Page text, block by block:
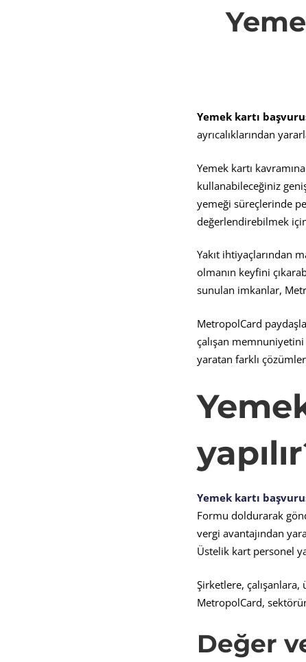
Kartı
ve
Üyelik
Yemek kartı
ayrıcalıklarından
Yemek kartı
kullanabileceğiniz
yemeği süreçlerinde
değerlendirebilmek
Yakıt ihtiyaçlarından
olmanın keyfini
sunulan imkanlar,
MetropolCard
çalışan
yaratan farklı
Yemek kartı
Formu doldurarak
vergi avantajından
Üstelik kart personel
Şirketlere, çalışanlara,
MetropolCard,
Değer